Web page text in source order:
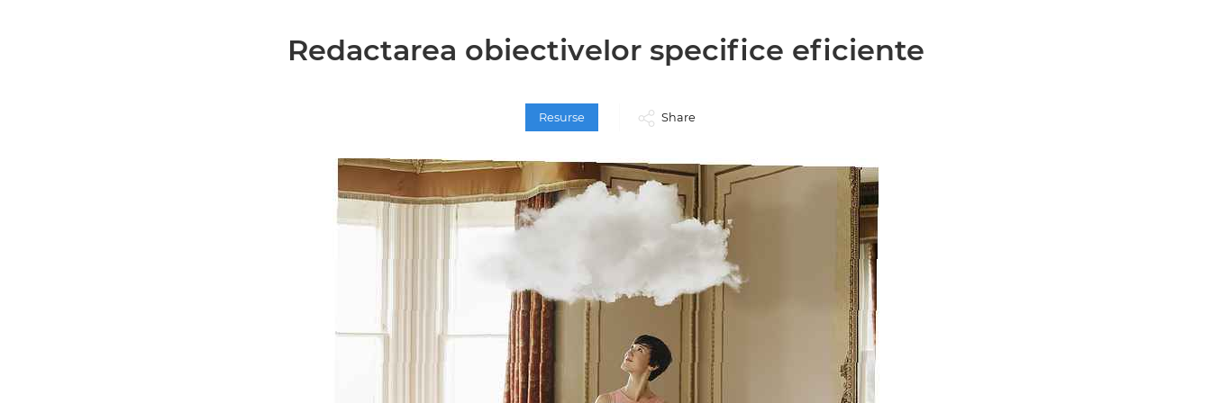
Redactarea obiectivelor specifice eficiente
Resurse Share